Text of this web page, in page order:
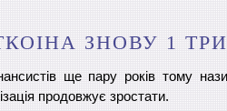
ЗНОВУ 1
ще пару років тому
продовжує зростати.